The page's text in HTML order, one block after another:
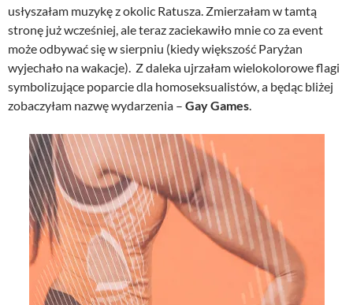
usłyszałam muzykę z okolic Ratusza. Zmierzałam w tamtą
stronę już wcześniej, ale teraz zaciekawiło mnie co za event
może odbywać się w sierpniu (kiedy większość Paryżan
wyjechało na wakacje). Z daleka ujrzałam wielokolorowe flagi
symbolizujące poparcie dla homoseksualistów, a będąc bliżej
zobaczyłam nazwę wydarzenia – Gay Games.